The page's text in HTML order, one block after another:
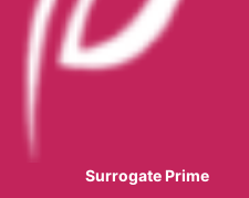
Surrogate Prime